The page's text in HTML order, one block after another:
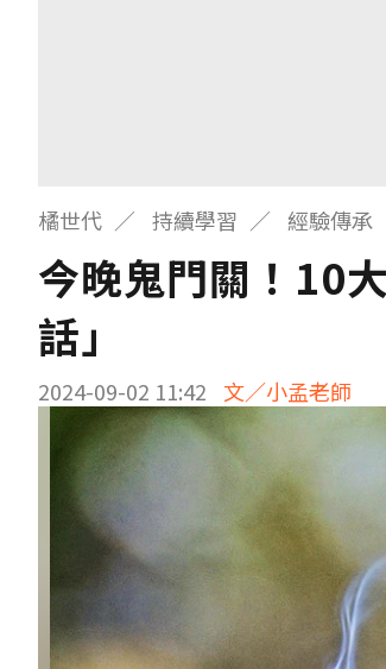
橘世代 持續學習 經驗傳承
今晚鬼門關！10
話」
2024-09-02 11:42 文／小孟老師